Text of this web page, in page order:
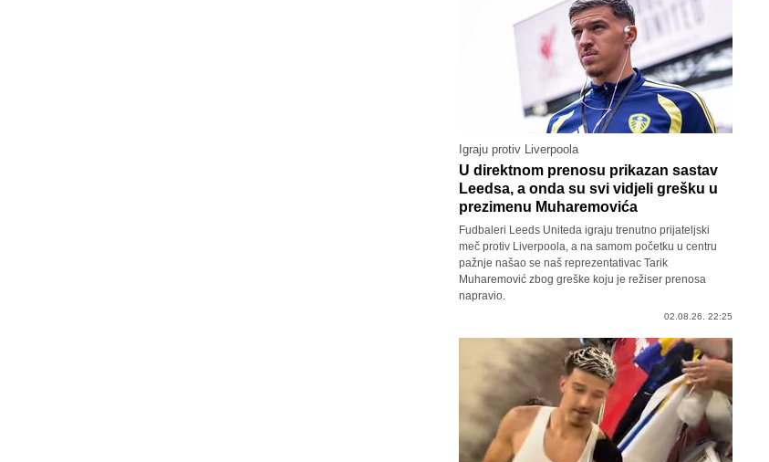
Igraju protiv Liverpoola
U direktnom prenosu prikazan sastav
Leedsa, a onda su svi vidjeli grešku u
prezimenu Muharemovića
Fudbaleri Leeds Uniteda igraju trenutno prijateljski
meč protiv Liverpoola, a na samom početku u centru
pažnje našao se naš reprezentativac Tarik
Muharemović zbog greške koju je režiser prenosa
napravio.
02.08.26. 22:25